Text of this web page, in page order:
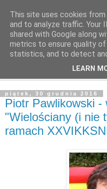
piątek, 30 grudnia 2016
Piotr Pawlikowski -
"Wielościany (i nie
ramach
This site uses cookies
and to analyze traffic. Your
shared with Google along
metrics to ensure quality
statistics, and to detect
LEARN